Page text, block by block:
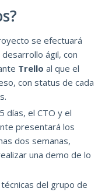
se efectuará
ágil, con
Trello al que el
con status de cada
días, el CTO y el
presentará los
dos semanas,
una demo de lo
del grupo de